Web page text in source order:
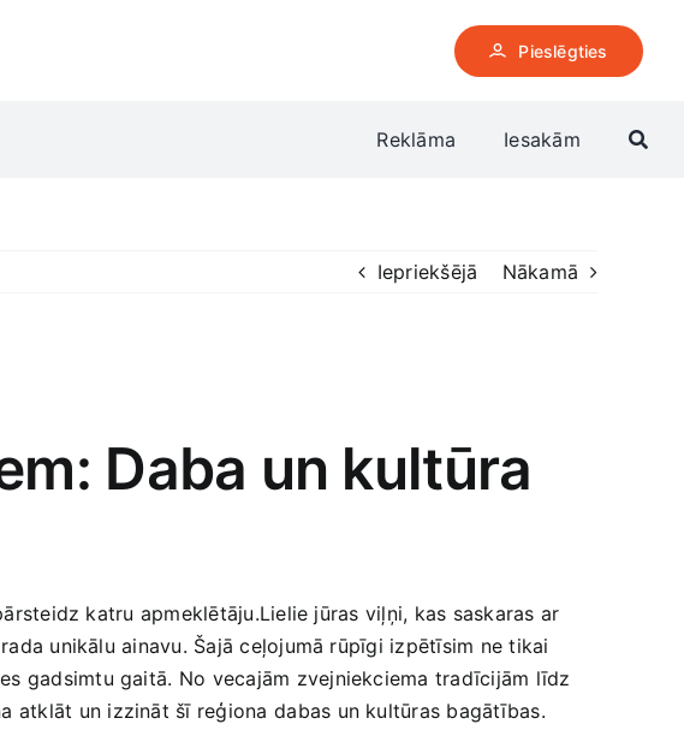
Pieslēgties
Reklāma Iesakām
Iepriekšējā Nākamā
Daba un kultūra
katru apmeklētāju.Lielie jūras viļņi, kas saskaras ⁣ar
unikālu​ ainavu. Šajā ceļojumā rūpīgi izpētīsim ne tikai
gadsimtu gaitā.‌ No ⁣vecajām zvejniekciema tradīcijām līdz
atklāt un izzināt šī reģiona⁢ dabas un kultūras bagātības.